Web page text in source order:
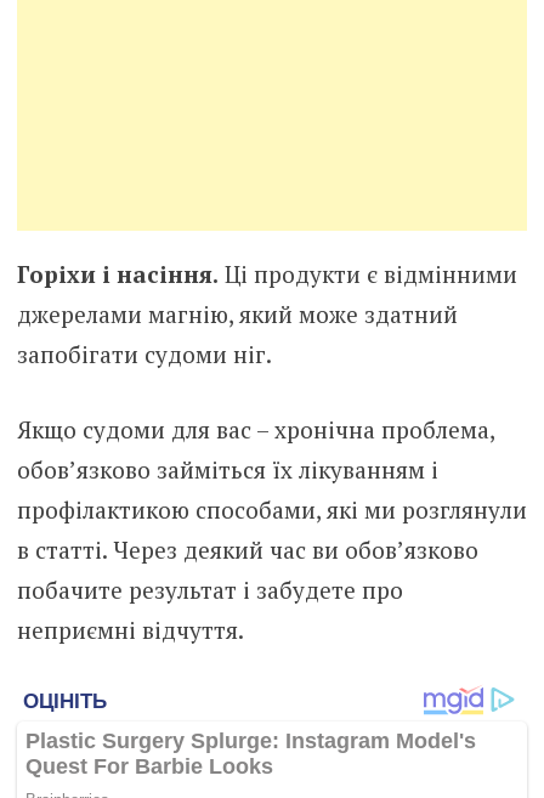
Горіхи і насіння. Ці продукти є відмінними
джерелами магнію, який може здатний
запобігати судоми ніг.
Якщо судоми для вас – хронічна проблема,
обов’язково займіться їх лікуванням і
профілактикою способами, які ми розглянули
в статті. Через деякий час ви обов’язково
побачите результат і забудете про
неприємні відчуття.